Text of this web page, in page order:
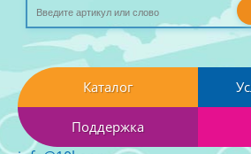
Каталог
Поддержка